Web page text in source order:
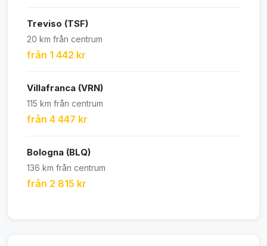
Treviso (TSF)
20 km från centrum
från 1 442 kr
Villafranca (VRN)
115 km från centrum
från 4 447 kr
Bologna (BLQ)
136 km från centrum
från 2 815 kr